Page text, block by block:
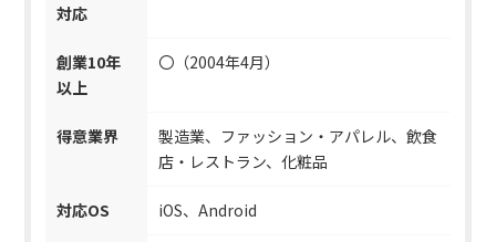
対応
創業10年
以上
〇（2004年4月）
得意業界
製造業、ファッション・アパレル、飲食
店・レストラン、化粧品
対応OS iOS、Android